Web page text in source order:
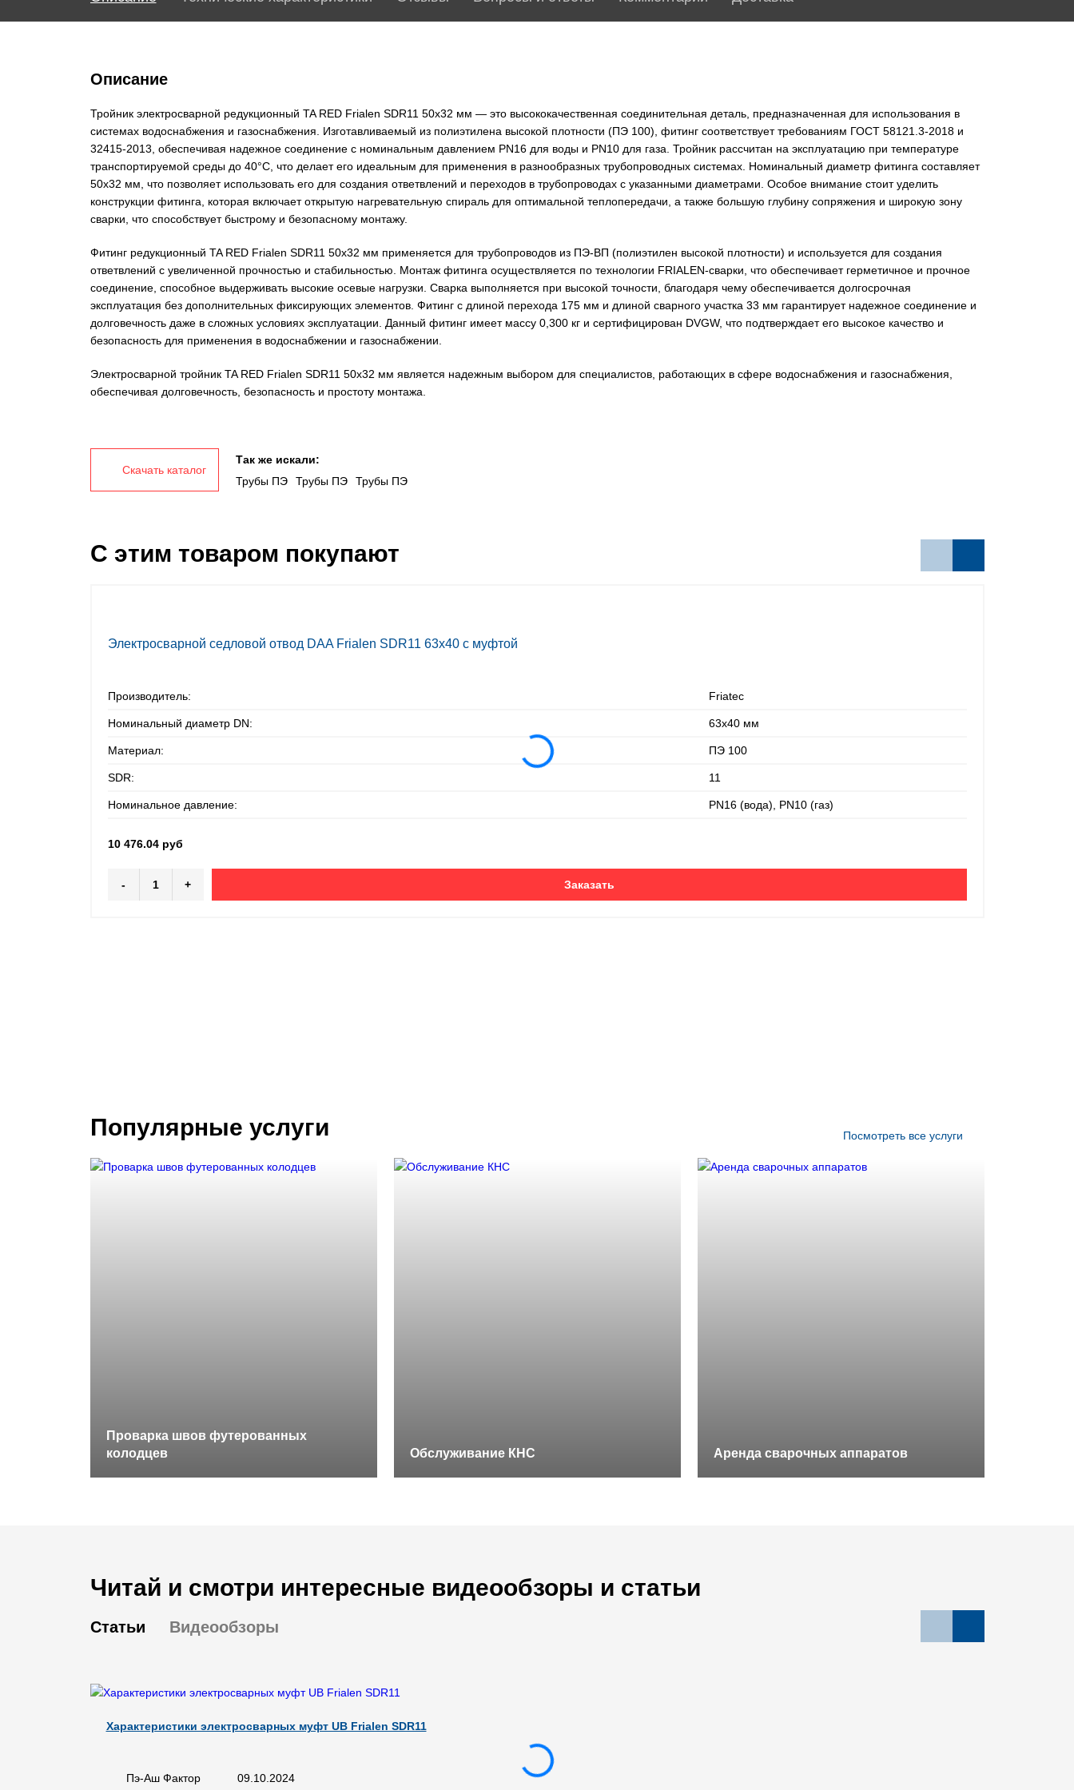
Описание
Тройник электросварной редукционный TA RED Frialen SDR11 50х32 мм — это высококачественная соединительная деталь, предназначенная для использования в
системах водоснабжения и газоснабжения. Изготавливаемый из полиэтилена высокой плотности (ПЭ 100), фитинг соответствует требованиям ГОСТ 58121.3-2018 и
32415-2013, обеспечивая надежное соединение с номинальным давлением PN16 для воды и PN10 для газа. Тройник рассчитан на эксплуатацию при температуре
транспортируемой среды до 40°С, что делает его идеальным для применения в разнообразных трубопроводных системах. Номинальный диаметр фитинга составляет
50х32 мм, что позволяет использовать его для создания ответвлений и переходов в трубопроводах с указанными диаметрами. Особое внимание стоит уделить
конструкции фитинга, которая включает открытую нагревательную спираль для оптимальной теплопередачи, а также большую глубину сопряжения и широкую зону
сварки, что способствует быстрому и безопасному монтажу.
Фитинг редукционный TA RED Frialen SDR11 50х32 мм применяется для трубопроводов из ПЭ-ВП (полиэтилен высокой плотности) и используется для создания
ответвлений с увеличенной прочностью и стабильностью. Монтаж фитинга осуществляется по технологии FRIALEN-сварки, что обеспечивает герметичное и прочное
соединение, способное выдерживать высокие осевые нагрузки. Сварка выполняется при высокой точности, благодаря чему обеспечивается долгосрочная
эксплуатация без дополнительных фиксирующих элементов. Фитинг с длиной перехода 175 мм и длиной сварного участка 33 мм гарантирует надежное соединение и
долговечность даже в сложных условиях эксплуатации. Данный фитинг имеет массу 0,300 кг и сертифицирован DVGW, что подтверждает его высокое качество и
безопасность для применения в водоснабжении и газоснабжении.
Электросварной тройник TA RED Frialen SDR11 50х32 мм является надежным выбором для специалистов, работающих в сфере водоснабжения и газоснабжения,
обеспечивая долговечность, безопасность и простоту монтажа.
Скачать каталог
Так же искали:
Трубы ПЭ
Трубы ПЭ Трубы ПЭ
С этим товаром покупают
Электросварной седловой отвод DAA Frialen SDR11 63х40 с муфтой
Производитель: Friatec
Номинальный диаметр DN: 63х40 мм
Материал: ПЭ 100
SDR: 11
Номинальное давление: PN16 (вода), PN10 (газ)
10 476.04 руб
- + Заказать
Популярные услуги Посмотреть все услуги
Проварка швов футерованных
колодцев
Обслуживание КНС Аренда сварочных аппаратов
Читай и смотри интересные видеообзоры и статьи
Статьи Видеообзоры
Характеристики электросварных муфт UB Frialen SDR11
Пэ-Аш Фактор 09.10.2024